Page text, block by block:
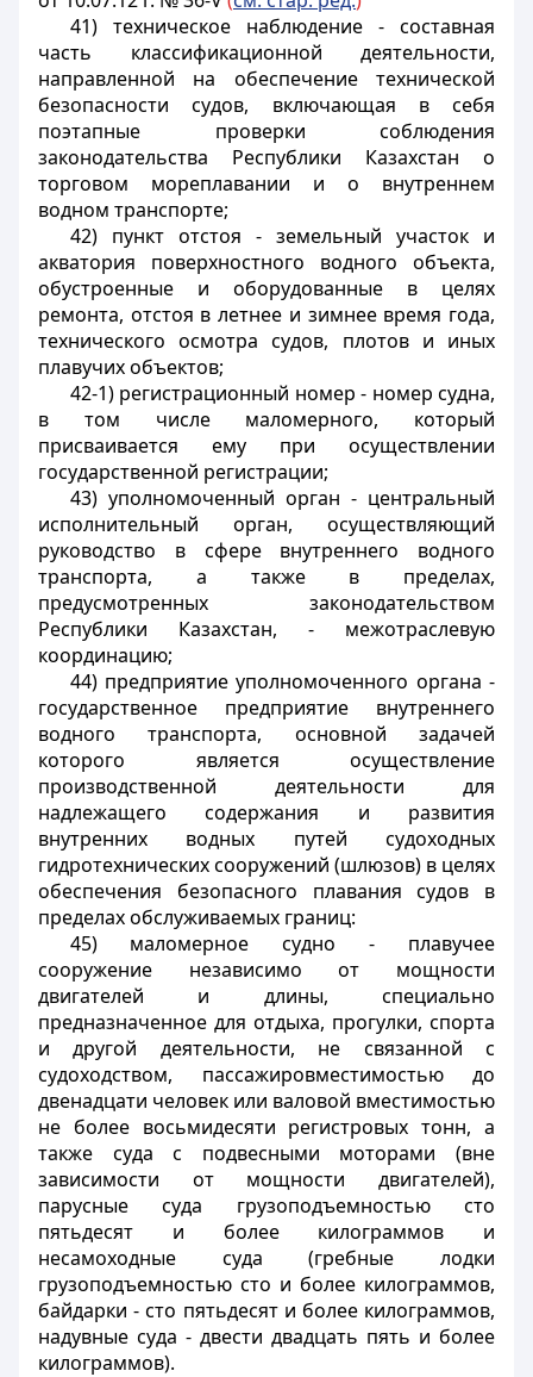
41) техническое наблюдение - составная
часть классификационной деятельности,
направленной на обеспечение технической
безопасности судов, включающая в себя
поэтапные проверки соблюдения
законодательства Республики Казахстан о
торговом мореплавании и о внутреннем
водном транспорте;
42) пункт отстоя - земельный участок и
акватория поверхностного водного объекта,
обустроенные и оборудованные в целях
ремонта, отстоя в летнее и зимнее время года,
технического осмотра судов, плотов и иных
плавучих объектов;
42-1) регистрационный номер - номер судна,
в том числе маломерного, который
присваивается ему при осуществлении
государственной регистрации;
43) уполномоченный орган - центральный
исполнительный орган, осуществляющий
руководство в сфере внутреннего водного
транспорта, а также в пределах,
предусмотренных законодательством
Республики Казахстан, - межотраслевую
координацию;
44) предприятие уполномоченного органа -
государственное предприятие внутреннего
водного транспорта, основной задачей
которого является осуществление
производственной деятельности для
надлежащего содержания и развития
внутренних водных путей судоходных
гидротехнических сооружений (шлюзов) в целях
обеспечения безопасного плавания судов в
пределах обслуживаемых границ:
45) маломерное судно - плавучее
сооружение независимо от мощности
двигателей и длины, специально
предназначенное для отдыха, прогулки, спорта
и другой деятельности, не связанной с
судоходством, пассажировместимостью до
двенадцати человек или валовой вместимостью
не более восьмидесяти регистровых тонн, а
также суда с подвесными моторами (вне
зависимости от мощности двигателей),
парусные суда грузоподъемностью сто
пятьдесят и более килограммов и
несамоходные суда (гребные лодки
грузоподъемностью сто и более килограммов,
байдарки - сто пятьдесят и более килограммов,
надувные суда - двести двадцать пять и более
килограммов).